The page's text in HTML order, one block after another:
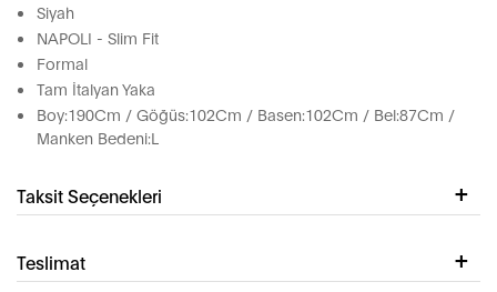
Siyah
NAPOLI - Slim Fit
Formal
Tam İtalyan Yaka
Boy:190Cm / Göğüs:102Cm / Basen:102Cm / Bel:87Cm /
Manken Bedeni:L
Taksit Seçenekleri
Teslimat